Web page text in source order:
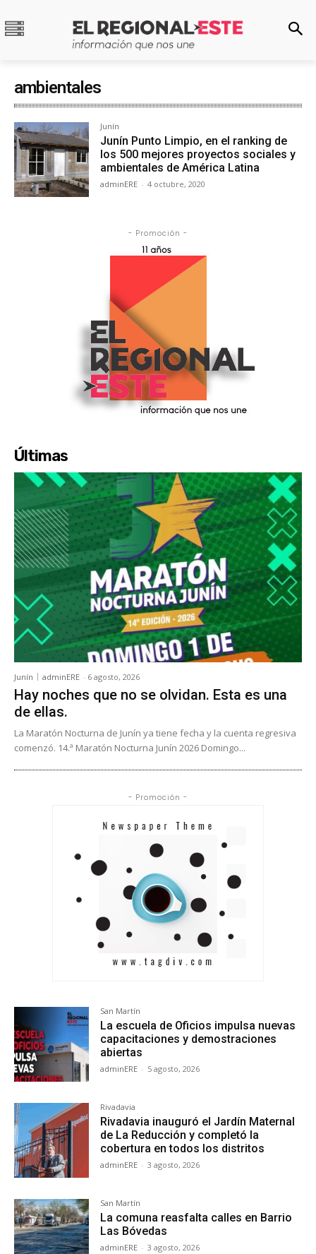
ambientales
Junín
Junín Punto Limpio, en el ranking de
los 500 mejores proyectos sociales y
ambientales de América Latina
adminERE - 4 octubre, 2020
- Promoción -
Últimas
Junín adminERE - 6 agosto, 2026
Hay noches que no se olvidan. Esta es una
de ellas.
La Maratón Nocturna de Junín ya tiene fecha y la cuenta regresiva
comenzó. 14.ª Maratón Nocturna Junín 2026 Domingo...
- Promoción -
San Martín
La escuela de Oficios impulsa nuevas
capacitaciones y demostraciones
abiertas
adminERE - 5 agosto, 2026
Rivadavia
Rivadavia inauguró el Jardín Maternal
de La Reducción y completó la
cobertura en todos los distritos
adminERE - 3 agosto, 2026
San Martín
La comuna reasfalta calles en Barrio
Las Bóvedas
adminERE - 3 agosto, 2026